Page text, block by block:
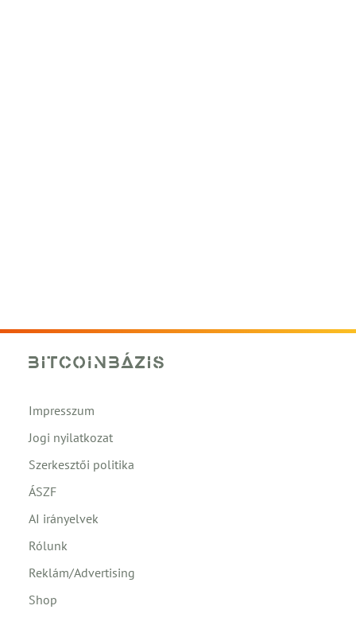
Impresszum
Jogi nyilatkozat
Szerkesztői politika
ÁSZF
AI irányelvek
Rólunk
Reklám/Advertising
Shop